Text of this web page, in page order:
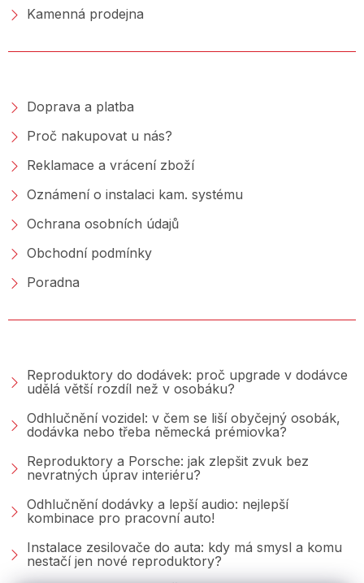
Kamenná prodejna
Doprava a platba
Proč nakupovat u nás?
Reklamace a vrácení zboží
Oznámení o instalaci kam. systému
Ochrana osobních údajů
Obchodní podmínky
Poradna
Reproduktory do dodávek: proč upgrade v dodávce
udělá větší rozdíl než v osobáku?
Odhlučnění vozidel: v čem se liší obyčejný osobák,
dodávka nebo třeba německá prémiovka?
Reproduktory a Porsche: jak zlepšit zvuk bez
nevratných úprav interiéru?
Odhlučnění dodávky a lepší audio: nejlepší
kombinace pro pracovní auto!
Instalace zesilovače do auta: kdy má smysl a komu
nestačí jen nové reproduktory?